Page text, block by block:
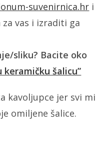
suvenirnica.hr i
vas i izraditi ga
sliku? Bacite oko
keramičku šalicu”
kavoljupce jer svi mi
omiljene šalice.